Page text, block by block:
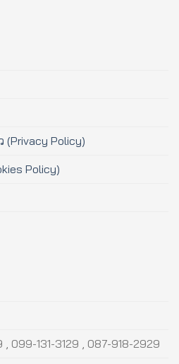
(Privacy Policy)
Policy)
099-131-3129 , 087-918-2929